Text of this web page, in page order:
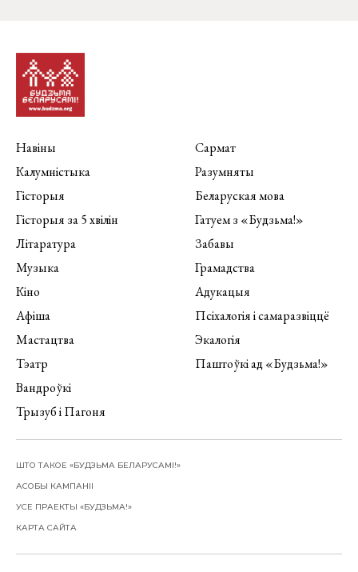
Навіны
Калумністыка
Гісторыя
Гісторыя за 5 хвілін
Літаратура
Музыка
Кіно
Афіша
Мастацтва
Тэатр
Вандроўкі
Трызуб і Пагоня
Сармат
Разумняты
Беларуская мова
Гатуем з «Будзьма!»
Забавы
Грамадства
Адукацыя
Псіхалогія і самаразвіццё
Экалогія
Паштоўкі ад «Будзьма!»
ШТО ТАКОЕ «БУДЗЬМА БЕЛАРУСАМІ!»
АСОБЫ КАМПАНІІ
УСЕ ПРАЕКТЫ «БУДЗЬМА!»
КАРТА САЙТА